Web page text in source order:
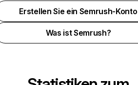
Erstellen Sie ein Semrush-Konto
Was ist Semrush?